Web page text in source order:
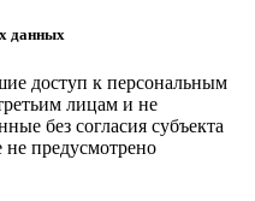
данных
доступ к персональным
лицам и не
без согласия субъекта
предусмотрено